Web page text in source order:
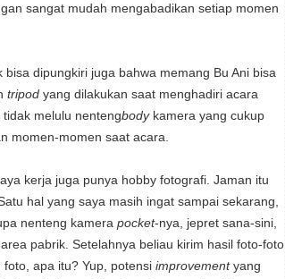
sangat mudah mengabadikan setiap momen
dipungkiri juga bahwa memang Bu Ani bisa
tripod yang dilakukan saat menghadiri acara
melulu nentengbodykamera yang cukup
momen-momen saat acara.
kerja juga punya hobby fotografi. Jaman itu
hal yang saya masih ingat sampai sekarang,
nenteng kamera pocket-nya, jepret sana-sini,
pabrik. Setelahnya beliau kirim hasil foto-foto
apa itu? Yup, potensi improvementyang